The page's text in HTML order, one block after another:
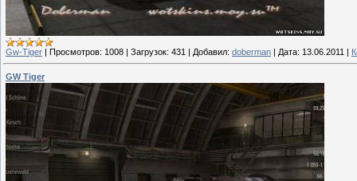
Gw-Tiger | Просмотров: 1008 | Загрузок: 431 | Добавил: doberman | Дата: 13.06.2011 |
GW Tiger